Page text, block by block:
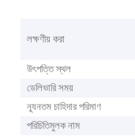
লক্ষণীয় করা
উৎপত্তি স্থল
ডেলিভারি সময়
ন্যূনতম চাহিদার পরিমাণ
পরিচিতিমুলক নাম